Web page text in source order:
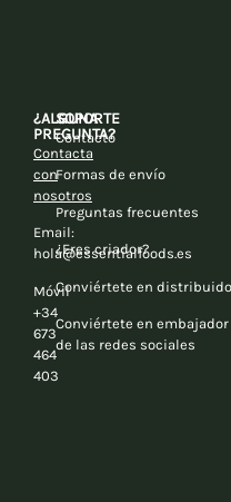
Contacta
con
nosotros
Email:
hola@essentialfoods.es
Móvil
+34
464
403
Formas de envío
Preguntas frecuentes
¿Eres criador?
Conviértete en distribuidor
Conviértete en embajador
de las redes sociales